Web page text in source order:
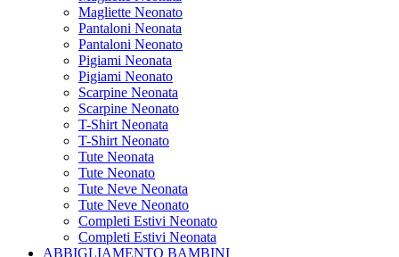
Magliette Neonato
Pantaloni Neonata
Pantaloni Neonato
Pigiami Neonata
Pigiami Neonato
Scarpine Neonata
Scarpine Neonato
T-Shirt Neonata
T-Shirt Neonato
Tute Neonata
Tute Neonato
Tute Neve Neonata
Tute Neve Neonato
Completi Estivi Neonato
Completi Estivi Neonata
ABBIGLIAMENTO BAMBINI